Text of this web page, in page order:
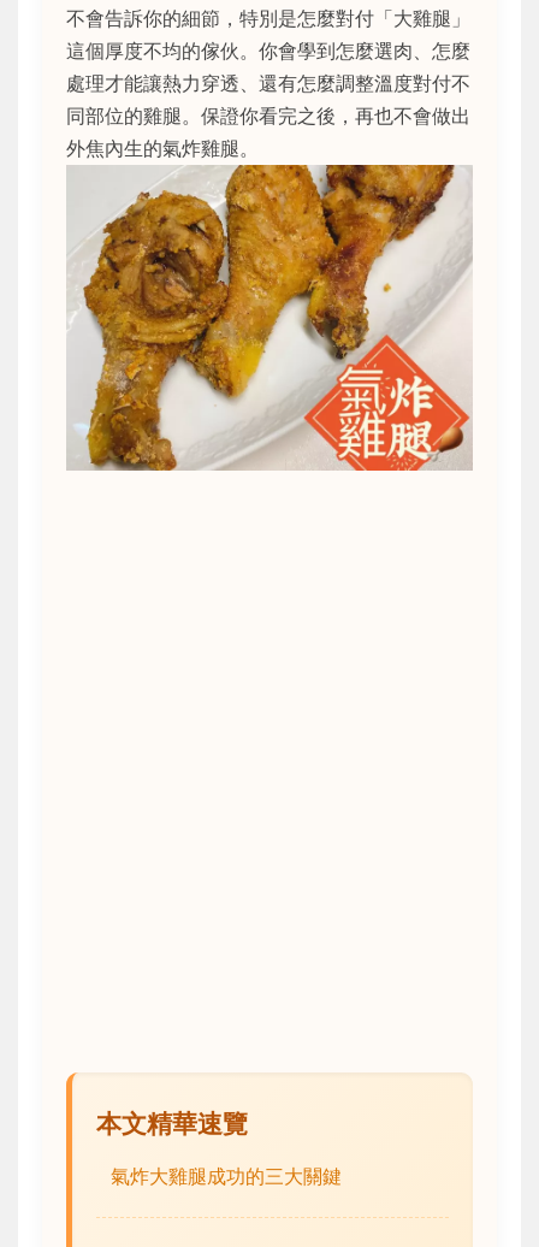
不會告訴你的細節，特別是怎麼對付「大雞腿」
這個厚度不均的傢伙。你會學到怎麼選肉、怎麼
處理才能讓熱力穿透、還有怎麼調整溫度對付不
同部位的雞腿。保證你看完之後，再也不會做出
外焦內生的氣炸雞腿。
本文精華速覽
氣炸大雞腿成功的三大關鍵